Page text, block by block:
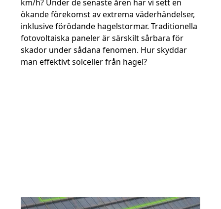
km/h? Under de senaste åren har vi sett en
ökande förekomst av extrema väderhändelser,
inklusive förödande hagelstormar. Traditionella
fotovoltaiska paneler är särskilt sårbara för
skador under sådana fenomen. Hur skyddar
man effektivt solceller från hagel?